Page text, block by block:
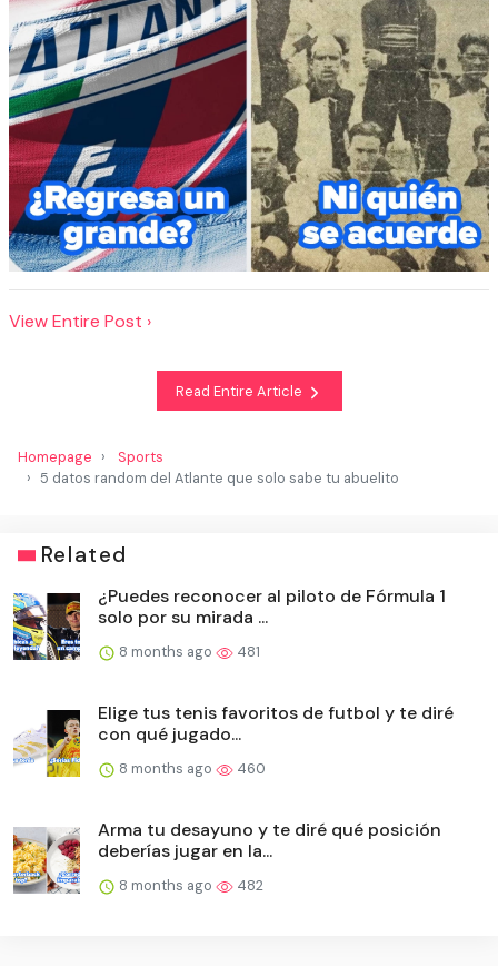
View Entire Post ›
Read Entire Article
Homepage
Sports
5 datos random del Atlante que solo sabe tu abuelito
Related
¿Puedes reconocer al piloto de Fórmula 1
solo por su mirada ...
8 months ago 481
Elige tus tenis favoritos de futbol y te diré
con qué jugado...
8 months ago 460
Arma tu desayuno y te diré qué posición
deberías jugar en la...
8 months ago 482